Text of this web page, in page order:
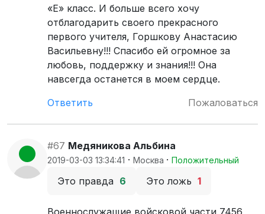
«Е» класс. И больше всего хочу
отблагодарить своего прекрасного
первого учителя, Горшкову Анастасию
Васильевну!!! Спасибо ей огромное за
любовь, поддержку и знания!!! Она
навсегда останется в моем сердце.
Ответить
Пожаловаться
#67 Медяникова Альбина
2019-03-03 13:34:41 · Москва · Положительный
Это правда 6 Это ложь 1
Военнослужащие войсковой части 7456